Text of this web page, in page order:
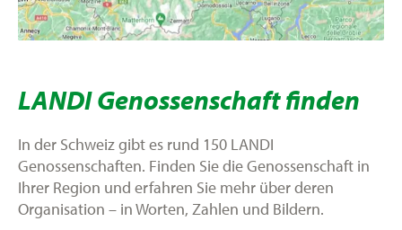
LANDI Genossenschaft finden
In der Schweiz gibt es rund 150 LANDI
Genossenschaften. Finden Sie die Genossenschaft in
Ihrer Region und erfahren Sie mehr über deren
Organisation – in Worten, Zahlen und Bildern.